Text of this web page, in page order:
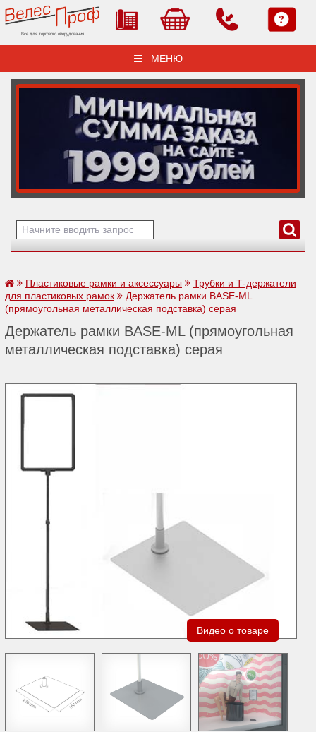
Все для торгового оборудования
МЕНЮ
Пластиковые рамки и аксессуары
Трубки и Т-держатели
для пластиковых рамок
Держатель рамки BASE-ML
(прямоугольная металлическая подставка) серая
Держатель рамки BASE-ML (прямоугольная
металлическая подставка) серая
Видео о товаре